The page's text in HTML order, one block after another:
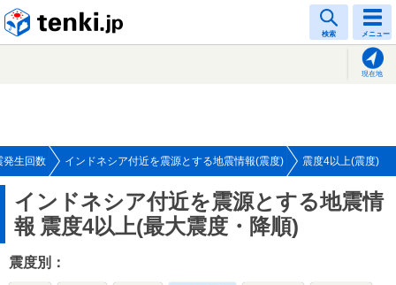
検索 メニュー
現在地
発生回数 インドネシア付近を震源とする地震情報(震度) 震度4以上(震度)
インドネシア付近を震源とする地震情
報 震度4以上(最大震度・降順)
震度別：